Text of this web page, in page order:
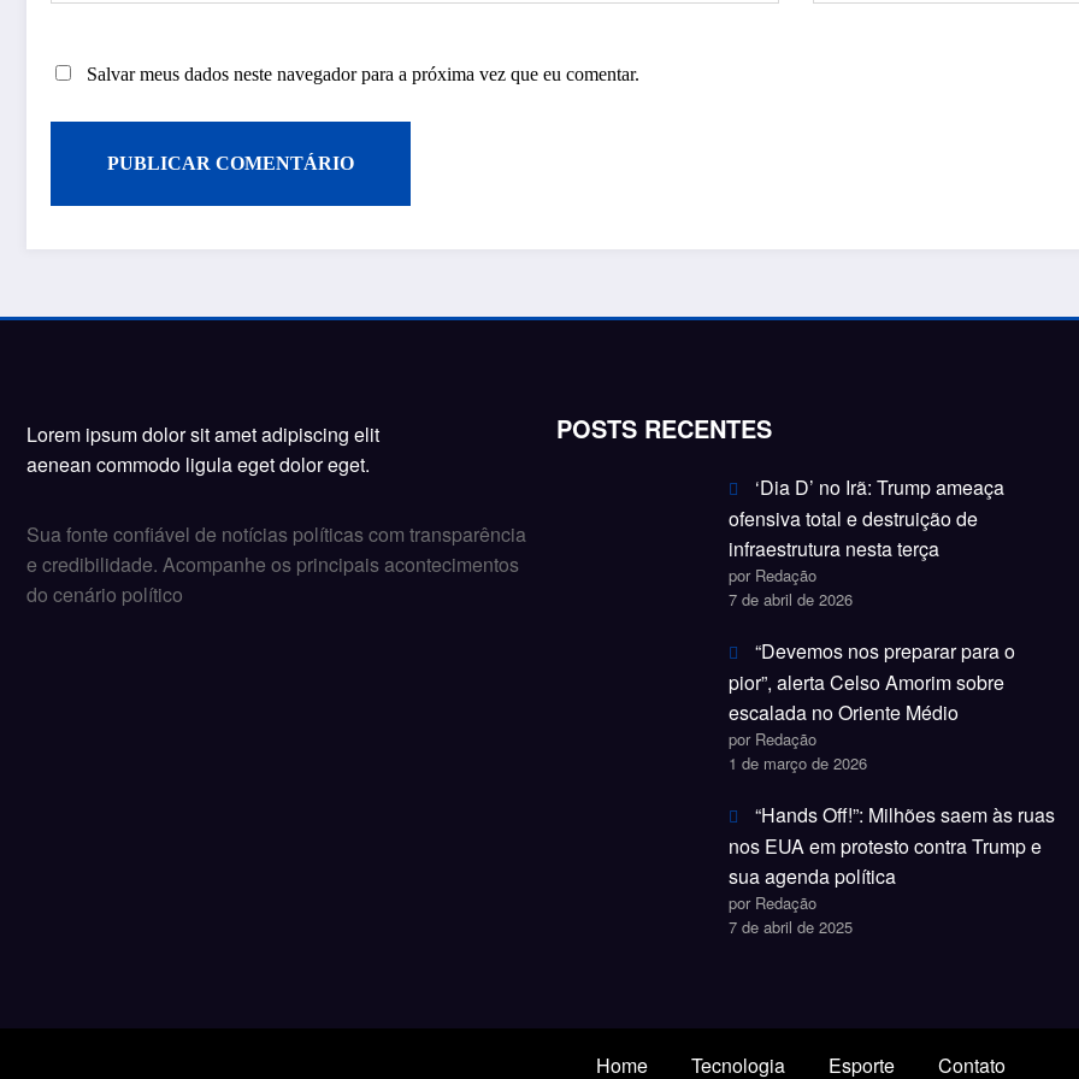
Salvar meus dados neste navegador para a próxima vez que eu comentar.
Lorem ipsum dolor sit amet adipiscing elit
aenean commodo ligula eget dolor eget.
Sua fonte confiável de notícias políticas com transparência
e credibilidade. Acompanhe os principais acontecimentos
do cenário político
POSTS RECENTES
‘Dia D’ no Irã: Trump ameaça
ofensiva total e destruição de
infraestrutura nesta terça
por Redação
7 de abril de 2026
“Devemos nos preparar para o
pior”, alerta Celso Amorim sobre
escalada no Oriente Médio
por Redação
1 de março de 2026
“Hands Off!”: Milhões saem às ruas
nos EUA em protesto contra Trump e
sua agenda política
por Redação
7 de abril de 2025
Home Tecnologia Esporte Contato